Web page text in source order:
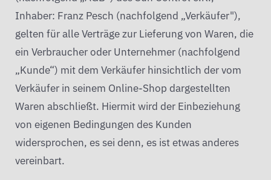
Inhaber: Franz Pesch (nachfolgend „Verkäufer"),
gelten für alle Verträge zur Lieferung von Waren, die
ein Verbraucher oder Unternehmer (nachfolgend
„Kunde“) mit dem Verkäufer hinsichtlich der vom
Verkäufer in seinem Online-Shop dargestellten
Waren abschließt. Hiermit wird der Einbeziehung
von eigenen Bedingungen des Kunden
widersprochen, es sei denn, es ist etwas anderes
vereinbart.